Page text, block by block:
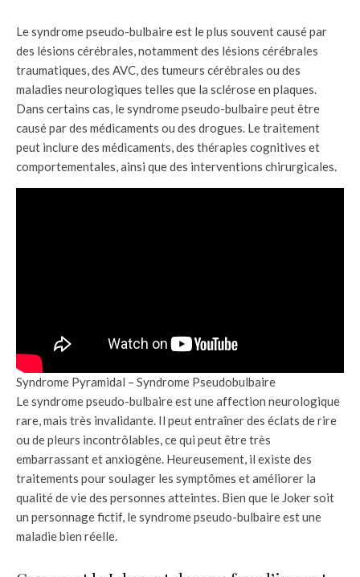
Le syndrome pseudo-bulbaire est le plus souvent causé par
des lésions cérébrales, notamment des lésions cérébrales
traumatiques, des AVC, des tumeurs cérébrales ou des
maladies neurologiques telles que la sclérose en plaques.
Dans certains cas, le syndrome pseudo-bulbaire peut être
causé par des médicaments ou des drogues. Le traitement
peut inclure des médicaments, des thérapies cognitives et
comportementales, ainsi que des interventions chirurgicales.
Syndrome Pyramidal – Syndrome Pseudobulbaire
Le syndrome pseudo-bulbaire est une affection neurologique
rare, mais très invalidante. Il peut entraîner des éclats de rire
ou de pleurs incontrôlables, ce qui peut être très
embarrassant et anxiogène. Heureusement, il existe des
traitements pour soulager les symptômes et améliorer la
qualité de vie des personnes atteintes. Bien que le Joker soit
un personnage fictif, le syndrome pseudo-bulbaire est une
maladie bien réelle.